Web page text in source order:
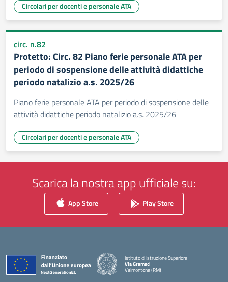
Circolari per docenti e personale ATA
circ. n.82
Protetto: Circ. 82 Piano ferie personale ATA per
periodo di sospensione delle attività didattiche
periodo natalizio a.s. 2025/26
Piano ferie personale ATA per periodo di sospensione delle
attività didattiche periodo natalizio a.s. 2025/26
Circolari per docenti e personale ATA
Scarica la nostra app ufficiale su:
App Store Play Store
Istituto di Istruzione Superiore
Via Gramsci
Valmontone (RM)